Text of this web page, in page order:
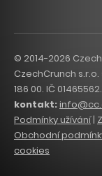
© 2014-2026
CzechCrunch
186 00. IČ 01465562.
kontakt:
Podmínky užívání|
Obchodní
cookies